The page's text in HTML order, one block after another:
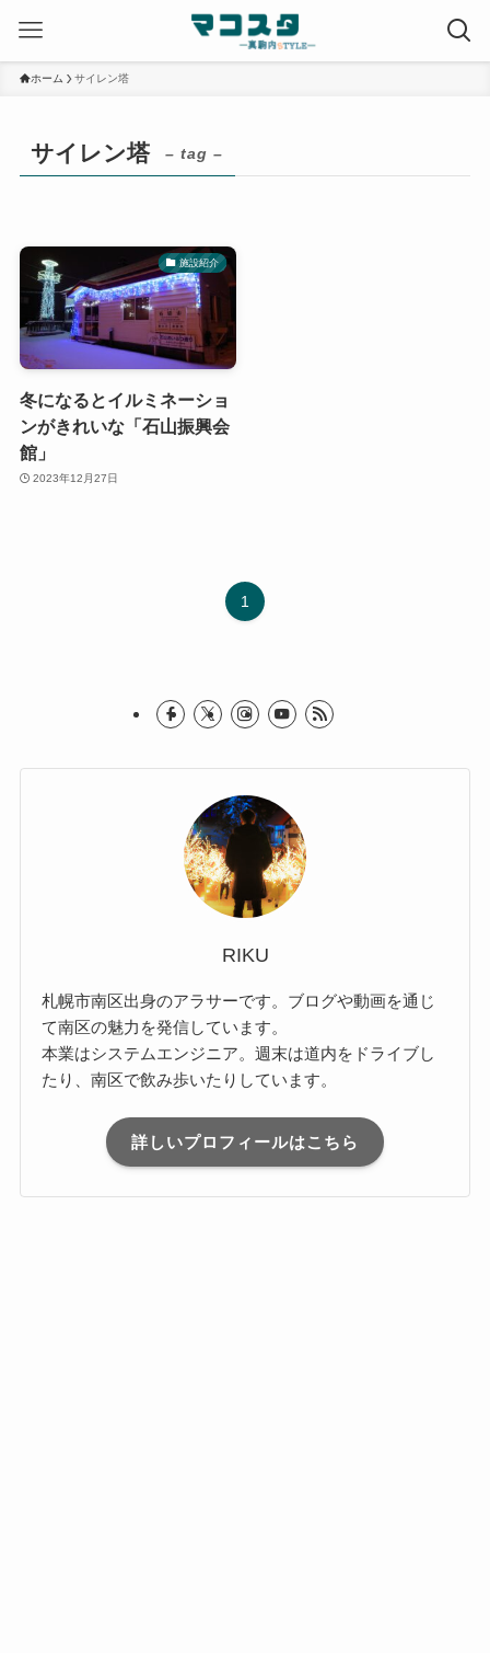
ホーム サイレン塔
サイレン塔 – tag –
施設紹介
冬になるとイルミネーショ
ンがきれいな「石山振興会
館」
2023年12月27日
1
RIKU
札幌市南区出身のアラサーです。ブログや動画を通じ
て南区の魅力を発信しています。
本業はシステムエンジニア。週末は道内をドライブし
たり、南区で飲み歩いたりしています。
詳しいプロフィールはこちら